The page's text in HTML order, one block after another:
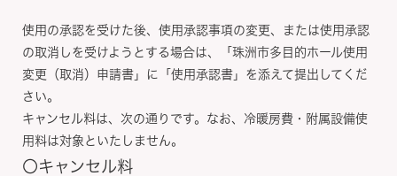
使用の承認を受けた後、使用承認事項の変更、または使用承認
の取消しを受けようとする場合は、「珠洲市多目的ホール使用
変更（取消）申請書」に「使用承認書」を添えて提出してくだ
さい。
キャンセル料は、次の通りです。なお、冷暖房費・附属設備使
用料は対象といたしません。
〇キャンセル料